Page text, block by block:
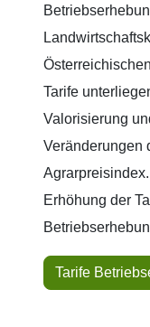
Tarife
Valorisierung
Veränderungen
Erhöhung der
Tarife